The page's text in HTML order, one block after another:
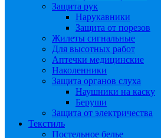
Защита рук
Нарукавники
Защита от порезов
Жилеты сигнальные
Для высотных работ
Аптечки медицинские
Наколенники
Защита органов слуха
Наушники на каску
Беруши
Защита от электричества
Текстиль
Постельное белье